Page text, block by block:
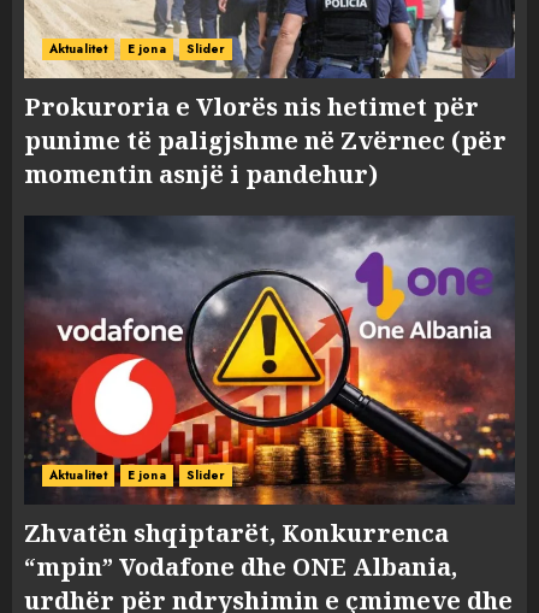
Aktualitet E jona Slider
Prokuroria e Vlorës nis hetimet për
punime të paligjshme në Zvërnec (për
momentin asnjë i pandehur)
Aktualitet E jona Slider
Zhvatën shqiptarët, Konkurrenca
“mpin” Vodafone dhe ONE Albania,
urdhër për ndryshimin e çmimeve dhe